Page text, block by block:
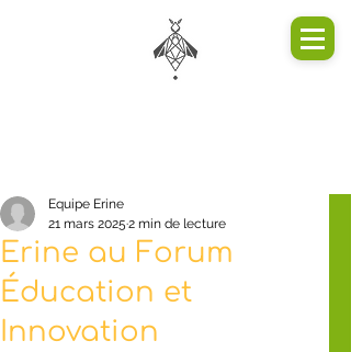
Erine au Forum
Éducation et
Innovation
Equipe Erine
21 mars 2025 2 min de lecture